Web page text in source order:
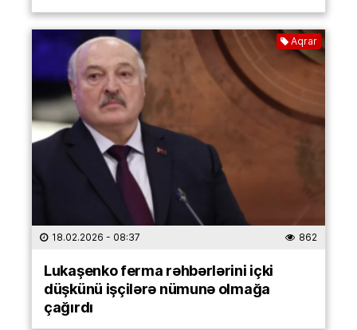
Aqrar
18.02.2026 - 08:37 862
Lukaşenko ferma rəhbərlərini içki
düşkünü işçilərə nümunə olmağa
çağırdı